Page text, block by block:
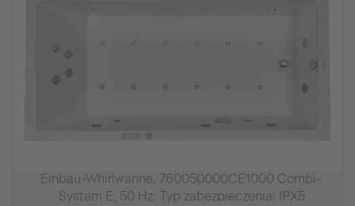
Einbau-Whirlwanne, 760050000CE1000 Combi-
System E, 50 Hz, Typ zabezpieczenia: IPX5